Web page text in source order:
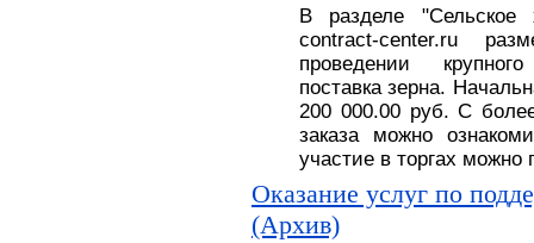
В разделе "Сельское
contract-center.ru
проведении
поставказерна. На
200 000.00 руб. С
заказа можно
участие в торгах можно
Оказание услуг по
(Архив)